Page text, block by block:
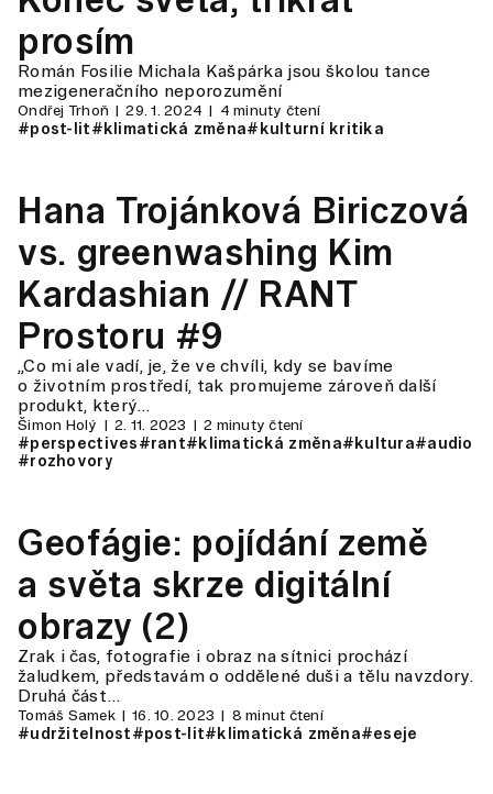
prosím
Román Fosilie Michala Kašpárka jsou školou tance
mezigeneračního neporozumění
Ondřej Trhoň 29. 1. 2024 4 minuty čtení
#post-lit#klimatická změna#kulturní kritika
Hana Trojánková Biriczová
vs. greenwashing Kim
Kardashian // RANT
Prostoru #9
„Co mi ale vadí, je, že ve chvíli, kdy se bavíme
o životním prostředí, tak promujeme zároveň další
produkt, který…
Šimon Holý 2. 11. 2023 2 minuty čtení
#perspectives#rant#klimatická změna#kultura#audio
#rozhovory
Geofágie: pojídání země
a světa skrze digitální
obrazy (2)
Zrak i čas, fotografie i obraz na sítnici prochází
žaludkem, představám o oddělené duši a tělu navzdory.
Druhá část…
Tomáš Samek 16. 10. 2023 8 minut čtení
#udržitelnost#post-lit#klimatická změna#eseje